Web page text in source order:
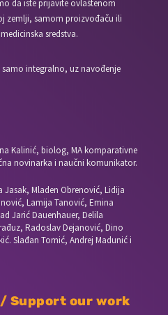
da iste prijavite ovlaštenom
zemlji, samom proizvođaču ili
sredstva.
integralno, uz navođenje
Kalinić, biolog, MA komparativne
novinarka i naučni komunikator.
Mladen Obrenović, Lidija
Lamija Tanović, Emina
Jarić Dauenhauer, Delila
Radoslav Dejanović, Dino
Slađan Tomić, Andrej Madunić i
Support our work